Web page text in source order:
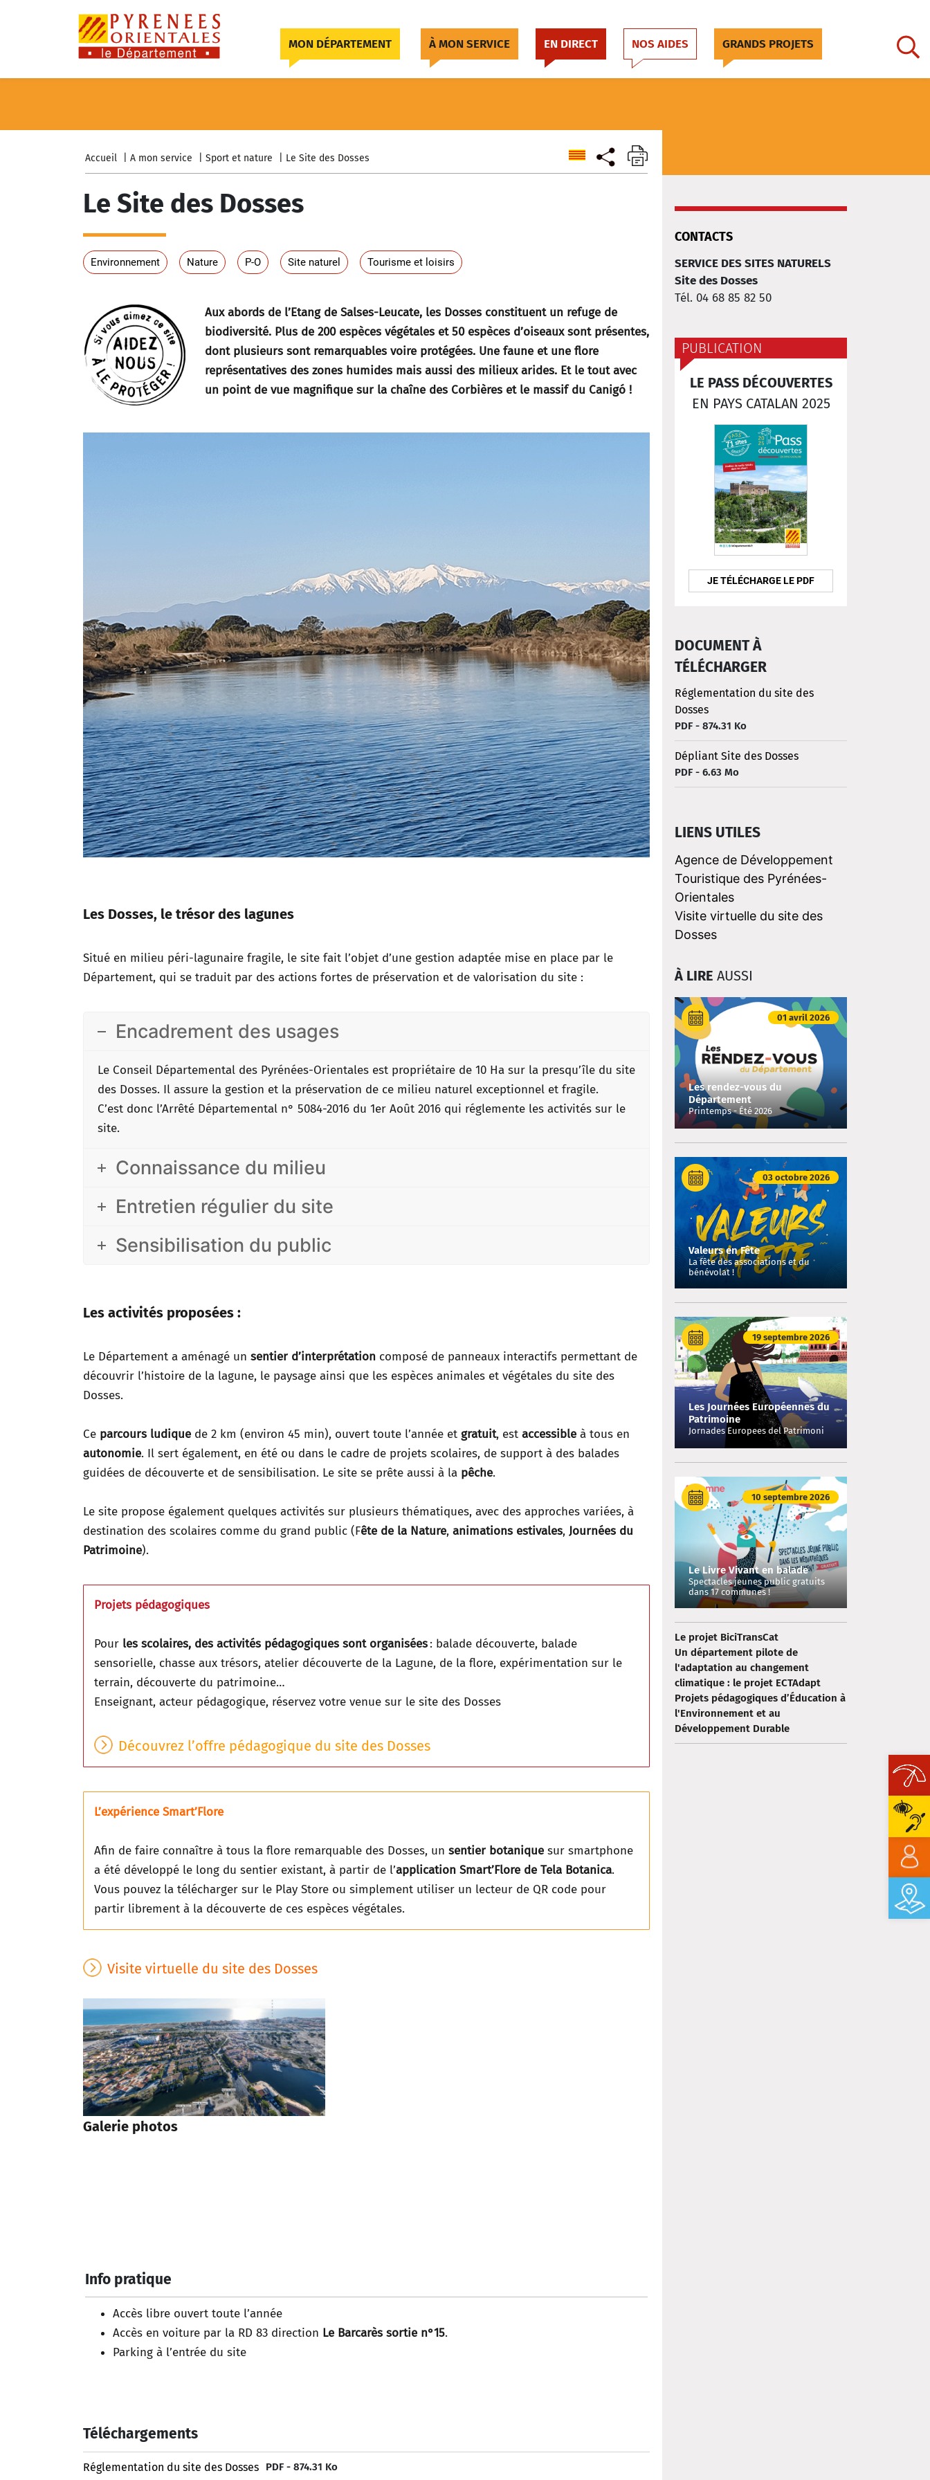
MON DÉPARTEMENT À MON SERVICE EN DIRECT NOS AIDES GRANDS PROJETS
Accueil A mon service Sport et nature Le Site des Dosses
Le Site des Dosses
Environnement Nature P-O Site naturel Tourisme et loisirs
Aux abords de l’Etang de Salses-Leucate, les Dosses constituent un refuge de
biodiversité. Plus de 200 espèces végétales et 50 espèces d’oiseaux sont présentes,
dont plusieurs sont remarquables voire protégées. Une faune et une flore
représentatives des zones humides mais aussi des milieux arides. Et le tout avec
un point de vue magnifique sur la chaîne des Corbières et le massif du Canigó !
Les Dosses, le trésor des lagunes
Situé en milieu péri-lagunaire fragile, le site fait l’objet d’une gestion adaptée mise en place par le
Département, qui se traduit par des actions fortes de préservation et de valorisation du site :
Encadrement des usages
Le Conseil Départemental des Pyrénées-Orientales est propriétaire de 10 Ha sur la presqu’île du site
des Dosses. Il assure la gestion et la préservation de ce milieu naturel exceptionnel et fragile.
C’est donc l’Arrêté Départemental n° 5084-2016 du 1er Août 2016 qui réglemente les activités sur le
site.
Connaissance du milieu
Entretien régulier du site
Sensibilisation du public
Les activités proposées :
Le Département a aménagé un sentier d’interprétation composé de panneaux interactifs permettant de
découvrir l’histoire de la lagune, le paysage ainsi que les espèces animales et végétales du site des
Dosses.
Ce parcours ludique de 2 km (environ 45 min), ouvert toute l’année et gratuit, est accessible à tous en
autonomie. Il sert également, en été ou dans le cadre de projets scolaires, de support à des balades
guidées de découverte et de sensibilisation. Le site se prête aussi à la pêche.
Le site propose également quelques activités sur plusieurs thématiques, avec des approches variées, à
destination des scolaires comme du grand public (Fête de la Nature, animations estivales, Journées du
Patrimoine).
Projets pédagogiques
Pour les scolaires, des activités pédagogiques sont organisées: balade découverte, balade
sensorielle, chasse aux trésors, atelier découverte de la Lagune, de la flore, expérimentation sur le
terrain, découverte du patrimoine…
Enseignant, acteur pédagogique, réservez votre venue sur le site des Dosses
Découvrez l’offre pédagogique du site des Dosses
L’expérience Smart’Flore
Afin de faire connaître à tous la flore remarquable des Dosses, un sentier botanique sur smartphone
a été développé le long du sentier existant, à partir de l’application Smart’Flore de Tela Botanica.
Vous pouvez la télécharger sur le Play Store ou simplement utiliser un lecteur de QR code pour
partir librement à la découverte de ces espèces végétales.
Visite virtuelle du site des Dosses
Galerie photos
Info pratique
Accès libre ouvert toute l’année
Accès en voiture par la RD 83 direction Le Barcarès sortie n°15.
Parking à l’entrée du site
Téléchargements
Réglementation du site des Dosses PDF - 874.31 Ko
CONTACTS
SERVICE DES SITES NATURELS
Site des Dosses
Tél. 04 68 85 82 50
PUBLICATION
LE PASS DÉCOUVERTES
EN PAYS CATALAN 2025
JE TÉLÉCHARGE LE PDF
DOCUMENT À
TÉLÉCHARGER
Réglementation du site des
Dosses
PDF - 874.31 Ko
Dépliant Site des Dosses
PDF - 6.63 Mo
LIENS UTILES
Agence de Développement
Touristique des Pyrénées-
Orientales
Visite virtuelle du site des
Dosses
À LIRE AUSSI
01 avril 2026
Les rendez-vous du
Département
Printemps - Été 2026
03 octobre 2026
Valeurs en Fête
La fête des associations et du
bénévolat !
19 septembre 2026
Les Journées Européennes du
Patrimoine
Jornades Europees del Patrimoni
10 septembre 2026
Le Livre Vivant en balade
Spectacles jeunes public gratuits
dans 17 communes !
Le projet BiciTransCat
Un département pilote de
l'adaptation au changement
climatique : le projet ECTAdapt
Projets pédagogiques d’Éducation à
l'Environnement et au
Développement Durable